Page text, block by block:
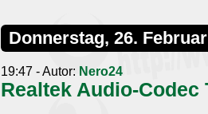
Donnerstag, 26.
19:47 - Autor: Nero24
Realtek Audio-Codec